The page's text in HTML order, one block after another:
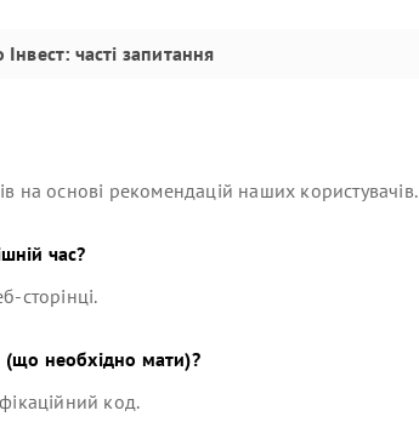
: часті запитання
на основі рекомендацій наших користувачів.
час?
сторінці.
(що необхідно мати)?
код.